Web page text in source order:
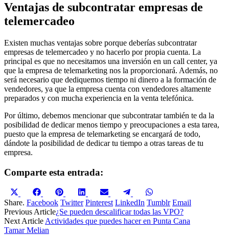
Ventajas de subcontratar empresas de
telemercadeo
Existen muchas ventajas sobre porque deberías subcontratar
empresas de telemercadeo y no hacerlo por propia cuenta. La
principal es que no necesitamos una inversión en un call center, ya
que la empresa de telemarketing nos la proporcionará. Además, no
será necesario que dediquemos tiempo ni dinero a la formación de
vendedores, ya que la empresa cuenta con vendedores altamente
preparados y con mucha experiencia en la venta telefónica.
Por último, debemos mencionar que subcontratar también te da la
posibilidad de dedicar menos tiempo y preocupaciones a esta tarea,
puesto que la empresa de telemarketing se encargará de todo,
dándote la posibilidad de dedicar tu tiempo a otras tareas de tu
empresa.
Comparte esta entrada:
Compartir
en
X
(Twitter)
Compartir
en
Facebook
Compartir
en
Pinterest
Compartir
en
LinkedIn
Compartir
en
Email
Compartir
en
Telegram
en
WhatsApp
Share. Facebook Twitter Pinterest LinkedIn Tumblr Email
Previous Article¿Se pueden descalificar todas las VPO?
Next Article Actividades que puedes hacer en Punta Cana
Tamar Melian